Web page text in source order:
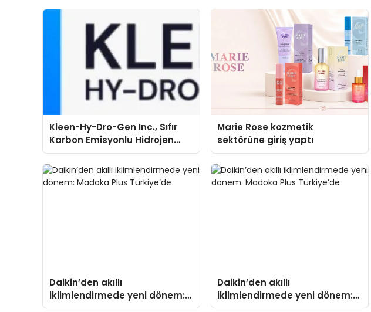
Kleen-Hy-Dro-Gen Inc., Sıfır
Karbon Emisyonlu Hidrojen
Isıtma Teknolojisinde ISO ve
TSSA Düzenleyici Onaylarını
Aldı
Marie Rose kozmetik
sektörüne giriş yaptı
Daikin’den akıllı
iklimlendirmede yeni dönem:
Madoka Plus Türkiye’de
Daikin’den akıllı
iklimlendirmede yeni dönem:
Madoka Plus Türkiye’de